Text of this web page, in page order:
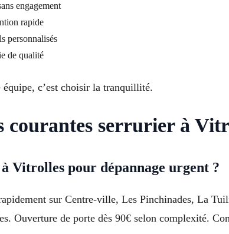
engagement
rapide
personnalisés
de qualité
équipe, c’est choisir la tranquillité.
courantes serrurier à
Vitrolles pour dépannage urgent ?
sur Centre-ville, Les Pinchinades, La
Ouverture de porte dès 90€ selon complexité.